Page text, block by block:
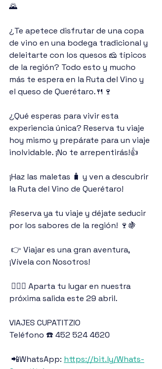
🌄
¿Te apetece disfrutar de una copa
de vino en una bodega tradicional y
deleitarte con los quesos 🧀 típicos
de la región? Todo esto y mucho
más te espera en la Ruta del Vino y
el queso de Querétaro.🍴🍷
¿Qué esperas para vivir esta
experiencia única? Reserva tu viaje
hoy mismo y prepárate para un viaje
inolvidable. ¡No te arrepentirás!👍
¡Haz las maletas 🧳 y ven a descubrir
la Ruta del Vino de Querétaro!
¡Reserva ya tu viaje y déjate seducir
por los sabores de la región! 🍷🍇
¡Vívela con Nosotros!
próxima salida este 29 abril.
VIAJES CUPATITZIO
Teléfono ☎️ 452 524 4620
📲WhatsApp: https://bit.ly/Whats-